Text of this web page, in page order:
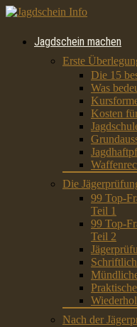
Jagdschein machen
Erste
Die 15
Was
Kosten
Die
99 Top-
Teil 1
99 Top-
Teil 2
Nach der